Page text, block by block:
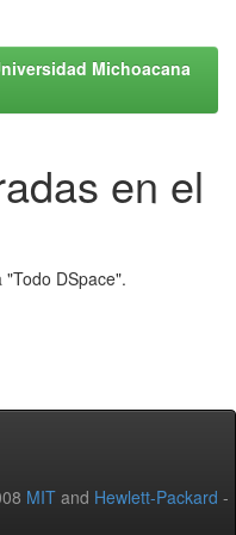
Michoacana
en el
DSpace".
MIT and Hewlett-Packard -